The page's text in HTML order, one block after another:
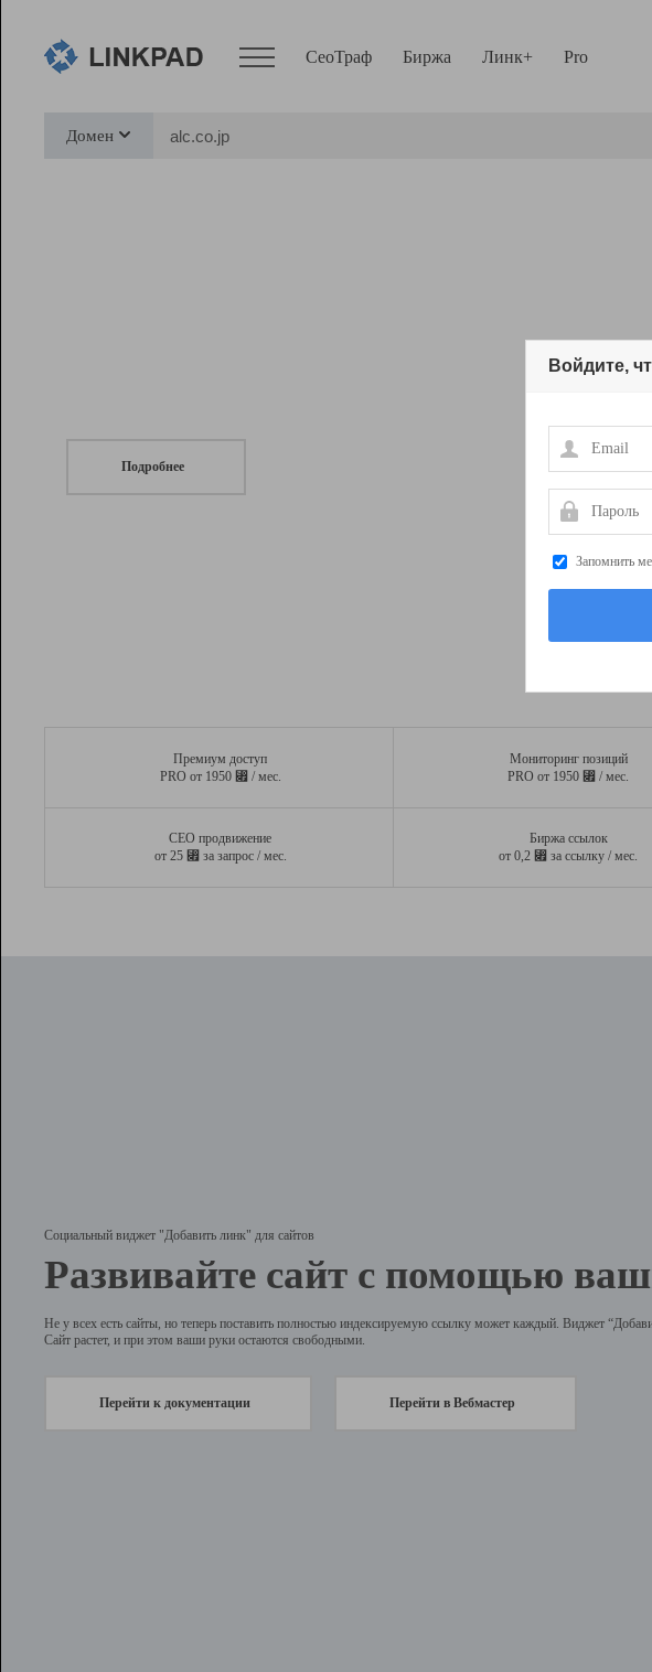
СеоТраф Биржа Линк+ Pro
Домен
Подробнее
Премиум доступ
PRO от 1950 ⃏ / мес.
Мониторинг позиций
PRO от 1950 ⃏ / мес.
СЕО продвижение
от 25 ⃏ за запрос / мес.
Биржа ссылок
от 0,2 ⃏ за ссылку / мес.
Социальный виджет "Добавить линк" для сайтов
Развивайте сайт с помощью
Не у всех есть сайты, но теперь поставить полностью индексируемую ссылку может каждый. Виджет
Сайт растет, и при этом ваши руки остаются свободными.
Перейти к документации Перейти в Вебмастер
Войдите,
Email
Пароль
Запомнить